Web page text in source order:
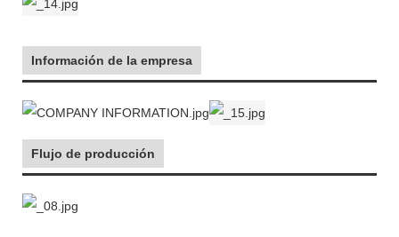
Información de la empresa
Flujo de producción